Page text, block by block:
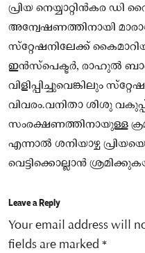
പ്രിയ നെയ്യാറ്റിന്‍കര
അന്വേഷണത്തിനായി
സ്‌റ്റേഷനിലേക്ക്
ഇന്‍സ്‌പെക്ടര്‍, രാഹുല്‍
വിളിപ്പിച്ചുവെങ്കിലും
വിവരം.വനിതാ ശിശു
സംരക്ഷണത്തിനായുള്ള
എന്നാൽ ശനിയാഴ്ച പ്രിയയെ
വെട്ടിക്കൊല്ലാന്‍
Leave a Reply
Your email address will
fields are marked *